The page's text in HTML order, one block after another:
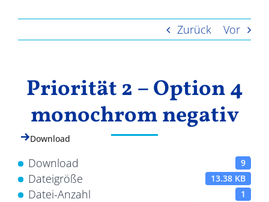
Zurück Vor
Priorität 2 – Option 4
monochrom negativ
Download
Download 9
Dateigröße 13.38 KB
Datei-Anzahl 1